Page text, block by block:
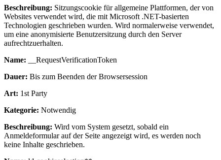
Beschreibung: Sitzungscookie für allgemeine Plattformen, der von
Websites verwendet wird, die mit Microsoft .NET-basierten
Technologien geschrieben wurden. Wird normalerweise verwendet,
um eine anonymisierte Benutzersitzung durch den Server
aufrechtzuerhalten.
Name: __RequestVerificationToken
Dauer: Bis zum Beenden der Browsersession
Art: 1st Party
Kategorie: Notwendig
Beschreibung: Wird vom System gesetzt, sobald ein
Anmeldeformular auf der Seite angezeigt wird, es werden noch
keine Inhalte geschrieben.